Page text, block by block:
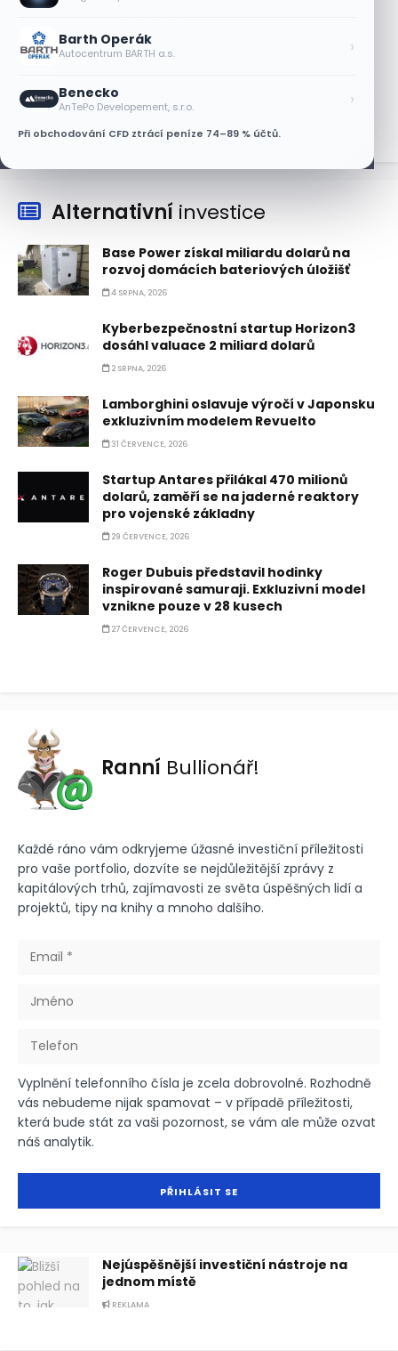
Barth Operák
Autocentrum BARTH a.s. ›
Benecko
AnTePo Developement, s.r.o. ›
Při obchodování CFD ztrácí peníze 74–89 % účtů.
Asijské technologie oslabily, SK Hynix se
6 SRPNA, 2026
Alternativní investice
Base Power získal miliardu dolarů na
rozvoj domácích bateriových úložišť
4 SRPNA, 2026
Kyberbezpečnostní startup Horizon3
dosáhl valuace 2 miliard dolarů
2 SRPNA, 2026
Lamborghini oslavuje výročí v Japonsku
exkluzivním modelem Revuelto
31 ČERVENCE, 2026
Startup Antares přilákal 470 milionů
dolarů, zaměří se na jaderné reaktory
pro vojenské základny
29 ČERVENCE, 2026
Roger Dubuis představil hodinky
inspirované samuraji. Exkluzivní model
vznikne pouze v 28 kusech
27 ČERVENCE, 2026
Ranní Bullionář!
Každé ráno vám odkryjeme úžasné investiční příležitosti
pro vaše portfolio, dozvíte se nejdůležitější zprávy z
kapitálových trhů, zajímavosti ze světa úspěšných lidí a
projektů, tipy na knihy a mnoho dalšího.
Vyplnění telefonního čísla je zcela dobrovolné. Rozhodně
vás nebudeme nijak spamovat – v případě příležitosti,
která bude stát za vaši pozornost, se vám ale může ozvat
náš analytik.
Nejúspěšnější investiční nástroje na
jednom místě
REKLAMA